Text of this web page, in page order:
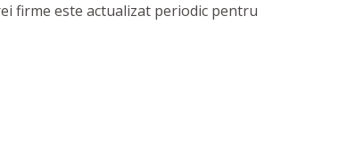
firme este actualizat periodic pentru